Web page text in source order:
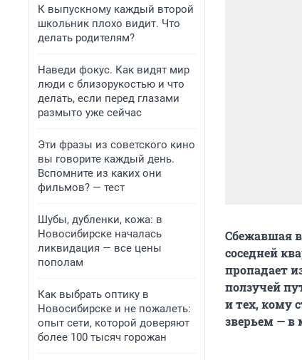
К выпускному каждый второй
школьник плохо видит. Что
делать родителям?
Наведи фокус. Как видят мир
люди с близорукостью и что
делать, если перед глазами
размыто уже сейчас
Эти фразы из советского кино
вы говорите каждый день.
Вспомните из каких они
фильмов? — тест
Шубы, дубленки, кожа: в
Новосибирске началась
ликвидация — все цены
пополам
Как выбрать оптику в
Новосибирске и не пожалеть:
опыт сети, которой доверяют
более 100 тысяч горожан
Сбежавшая
соседней
пропадает
ползучей
и тех, кому
зверьем — в